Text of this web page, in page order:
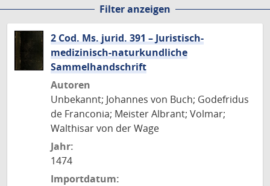
Filter anzeigen
2 Cod. Ms. jurid. 391 – Juristisch-
medizinisch-naturkundliche
Sammelhandschrift
Autoren
Unbekannt; Johannes von Buch; Godefridus
de Franconia; Meister Albrant; Volmar;
Walthisar von der Wage
Jahr:
1474
Importdatum: